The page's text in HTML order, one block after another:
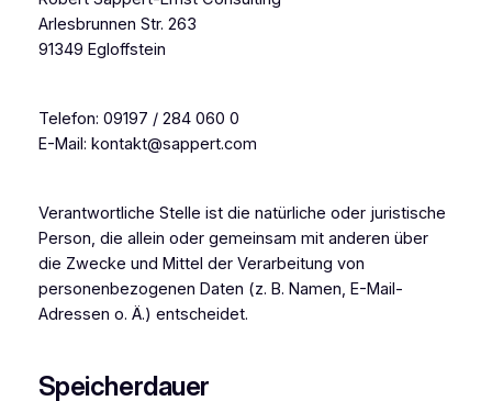
Arlesbrunnen Str. 263
91349 Egloffstein
Telefon: 09197 / 284 060 0
E-Mail: kontakt@sappert.com
Verantwortliche Stelle ist die natürliche oder juristische
Person, die allein oder gemeinsam mit anderen über
die Zwecke und Mittel der Verarbeitung von
personenbezogenen Daten (z. B. Namen, E-Mail-
Adressen o. Ä.) entscheidet.
Speicherdauer